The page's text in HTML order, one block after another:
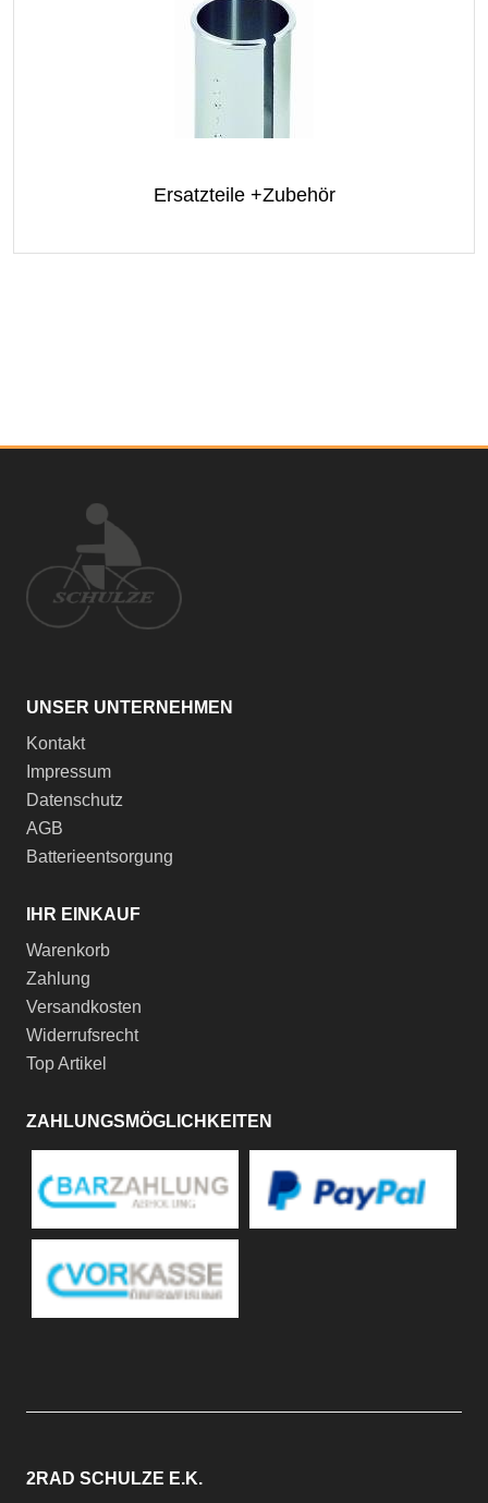
Ersatzteile +Zubehör
UNSER UNTERNEHMEN
Kontakt
Impressum
Datenschutz
AGB
Batterieentsorgung
IHR EINKAUF
Warenkorb
Zahlung
Versandkosten
Widerrufsrecht
Top Artikel
ZAHLUNGSMÖGLICHKEITEN
2RAD SCHULZE E.K.